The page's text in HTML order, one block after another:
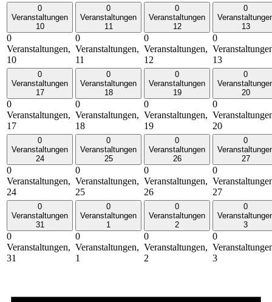
0
Veranstaltungen
10
0
Veranstaltungen,
10
0
Veranstaltungen
11
0
Veranstaltungen,
11
0
Veranstaltungen
12
0
Veranstaltungen,
12
0
13
0
13
0
Veranstaltungen
17
0
Veranstaltungen,
17
0
Veranstaltungen
18
0
Veranstaltungen,
18
0
Veranstaltungen
19
0
Veranstaltungen,
19
0
20
0
20
0
Veranstaltungen
24
0
Veranstaltungen,
24
0
Veranstaltungen
25
0
Veranstaltungen,
25
0
Veranstaltungen
26
0
Veranstaltungen,
26
0
27
0
27
0
Veranstaltungen
31
0
Veranstaltungen,
31
0
Veranstaltungen
1
0
Veranstaltungen,
1
0
Veranstaltungen
2
0
Veranstaltungen,
2
0
3
0
3